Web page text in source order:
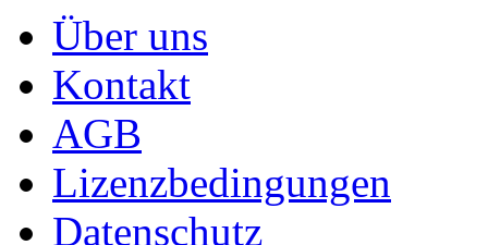
Über uns
Kontakt
AGB
Lizenzbedingungen
Datenschutz